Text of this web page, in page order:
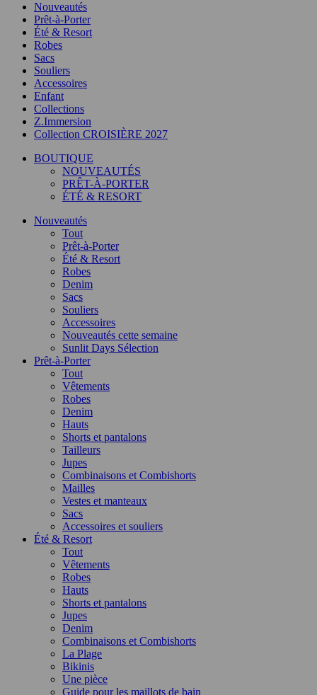
Nouveautés
Prêt-à-Porter
Été & Resort
Robes
Sacs
Souliers
Accessoires
Enfant
Collections
Z.Immersion
Collection CROISIÈRE 2027
BOUTIQUE
NOUVEAUTÉS
PRÊT-À-PORTER
ÉTÉ & RESORT
Nouveautés
Tout
Prêt-à-Porter
Été & Resort
Robes
Denim
Sacs
Souliers
Accessoires
Nouveautés cette semaine
Sunlit Days Sélection
Prêt-à-Porter
Tout
Vêtements
Robes
Denim
Hauts
Shorts et pantalons
Tailleurs
Jupes
Combinaisons et Combishorts
Mailles
Vestes et manteaux
Sacs
Accessoires et souliers
Été & Resort
Tout
Vêtements
Robes
Hauts
Shorts et pantalons
Jupes
Denim
Combinaisons et Combishorts
La Plage
Bikinis
Une pièce
Guide pour les maillots de bain